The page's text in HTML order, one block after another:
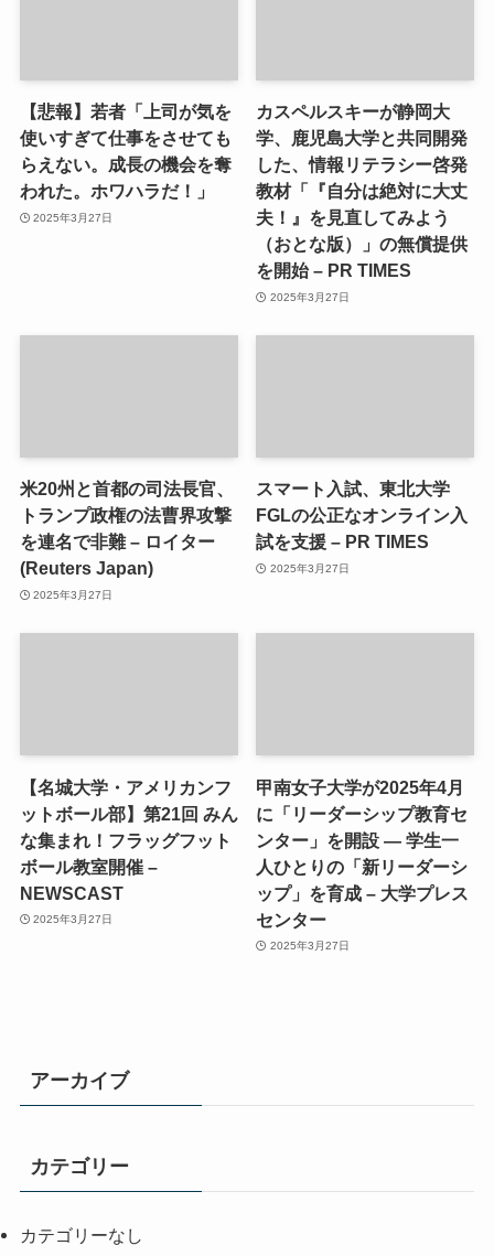
【悲報】若者「上司が気を
使いすぎて仕事をさせても
らえない。成長の機会を奪
われた。ホワハラだ！」
2025年3月27日
カスペルスキーが静岡大
学、鹿児島大学と共同開発
した、情報リテラシー啓発
教材「『自分は絶対に大丈
夫！』を見直してみよう
（おとな版）」の無償提供
を開始 – PR TIMES
2025年3月27日
米20州と首都の司法長官、
トランプ政権の法曹界攻撃
を連名で非難 – ロイター
(Reuters Japan)
2025年3月27日
スマート入試、東北大学
FGLの公正なオンライン入
試を支援 – PR TIMES
2025年3月27日
【名城大学・アメリカンフ
ットボール部】第21回 みん
な集まれ！フラッグフット
ボール教室開催 –
NEWSCAST
2025年3月27日
甲南女子大学が2025年4月
に「リーダーシップ教育セ
ンター」を開設 ― 学生一
人ひとりの「新リーダーシ
ップ」を育成 – 大学プレス
センター
2025年3月27日
アーカイブ
カテゴリー
カテゴリーなし